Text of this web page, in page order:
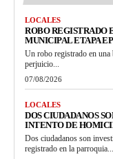
LOCALES
ROBO REGISTRADO
MUNICIPAL ETAPA EP
Un robo registrado en
perjuicio...
07/08/2026
LOCALES
DOS CIUDADANOS
INTENTO DE
Dos ciudadanos son
registrado en la parroquia...